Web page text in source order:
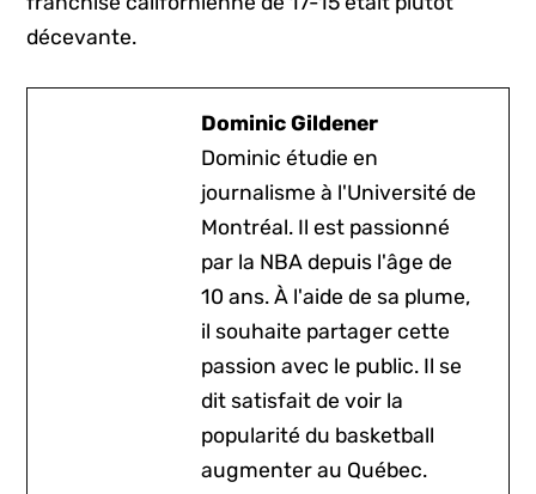
décevante.
Dominic Gildener
Dominic étudie en
journalisme à l'Université de
Montréal. Il est passionné
par la NBA depuis l'âge de
10 ans. À l'aide de sa plume,
il souhaite partager cette
passion avec le public. Il se
dit satisfait de voir la
popularité du basketball
augmenter au Québec.